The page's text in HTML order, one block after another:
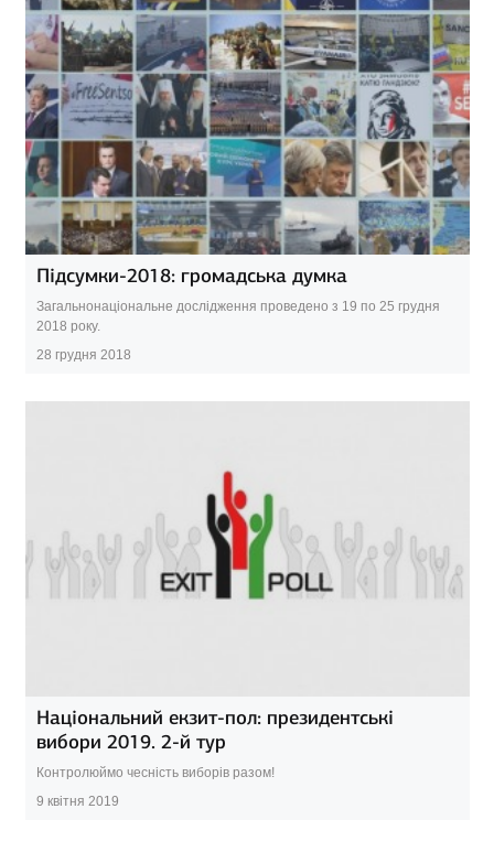
Підсумки-2018: громадська думка
Загальнонаціональне дослідження проведено з 19 по 25 грудня
2018 року.
28 грудня 2018
Національний екзит-пол: президентські
вибори 2019. 2-й тур
Контролюймо чесність виборів разом!
9 квітня 2019